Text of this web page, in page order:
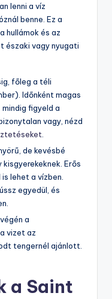
lenni a víz
benne. Ez a
hullámok és az
északi vagy nyugati
főleg a téli
Időnként magas
figyeld a
vagy, nézd
de kevésbé
Erős
lehet a vízben.
egyedül, és
a
vizet az
tengernél ajánlott.
a Saint